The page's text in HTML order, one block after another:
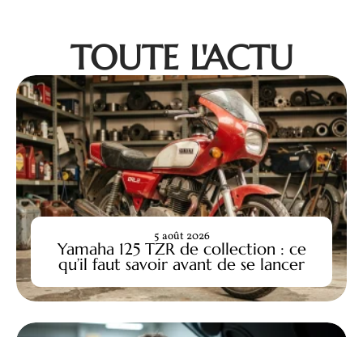
TOUTE L'ACTU
Yamaha 125 TZR de collection : ce
qu’il faut savoir avant de se lancer
5 août 2026